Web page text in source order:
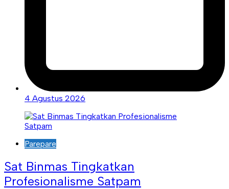
4 Agustus 2026
Parepare
Sat Binmas Tingkatkan
Profesionalisme Satpam